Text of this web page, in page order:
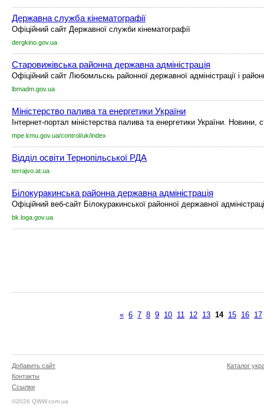
Державна служба кінематографії
Офіційний сайт Державної служби кінематографії
dergkino.gov.ua
Старовижівська районна державна адміністрація
Офіційний сайт Любомльскь районної державної адміністрації і
lbmadm.gov.ua
Міністерство палива та енергетики України
Інтернет-портал міністерства палива та енергетики України. Новини,
mpe.kmu.gov.ua/control/uk/index
Відділ освіти Тернопільської РДА
terrajvo.at.ua
Білокуракинська районна державна адміністрація
Офіційний веб-сайт Білокуракинської районної державної
bk.loga.gov.ua
« 6 7 8 9 10 11 12 13 14 15 16 17
Добавить сайт
Контакты
Ссылки
©2026 QWW.com.ua
Каталог